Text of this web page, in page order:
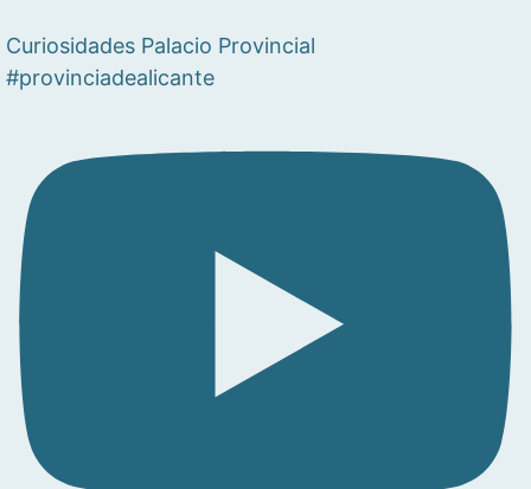
Curiosidades Palacio Provincial
#provinciadealicante